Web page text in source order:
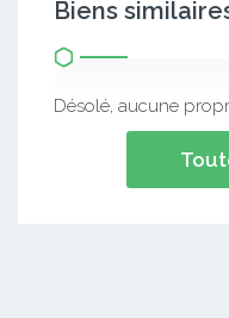
Biens
Désolé, aucune